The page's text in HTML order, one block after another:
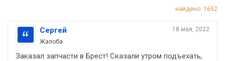
найдено: 1652
18 мая, 2022
Сергей
Жалоба
Заказал запчасти в Брест! Сказали утром подъехать,